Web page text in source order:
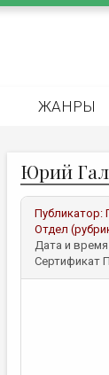
ЖАНРЫ
Юрий
Публикатор:
Отдел
Дата и время
Сертификат